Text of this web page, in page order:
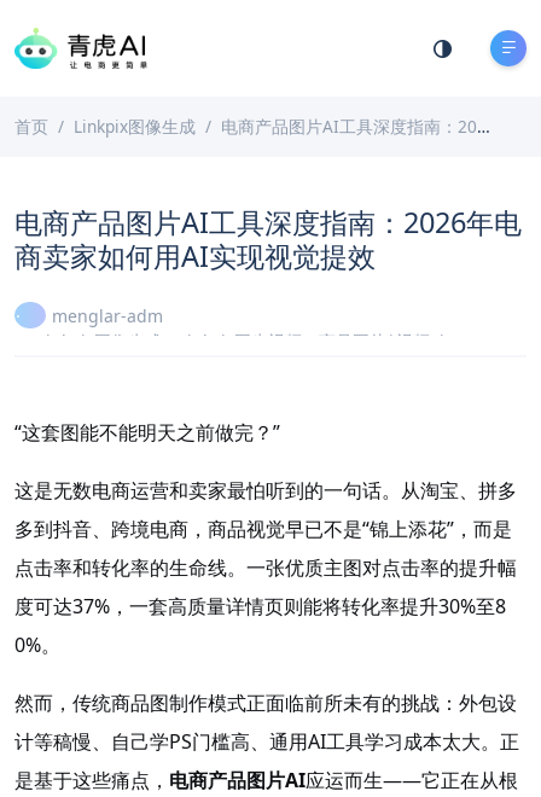
首页 Linkpix图像生成 电商产品图片AI工具深度指南：2026年电商卖家如何用AI实现视觉提效
电商产品图片AI工具深度指南：2026年电
商卖家如何用AI实现视觉提效
menglar-adm
Linkpix图像生成
LinkPix图生视频
商品图片|视频ai
“这套图能不能明天之前做完？”
这是无数电商运营和卖家最怕听到的一句话。从淘宝、拼多
多到抖音、跨境电商，商品视觉早已不是“锦上添花”，而是
点击率和转化率的生命线。一张优质主图对点击率的提升幅
度可达37%，一套高质量详情页则能将转化率提升30%至8
0%。
然而，传统商品图制作模式正面临前所未有的挑战：外包设
计等稿慢、自己学PS门槛高、通用AI工具学习成本太大。正
是基于这些痛点， 电商产品图片AI应运而生——它正在从根